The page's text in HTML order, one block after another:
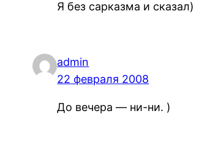
Я без сарказма и сказал)
admin
22 февраля 2008
До вечера — ни-ни. )